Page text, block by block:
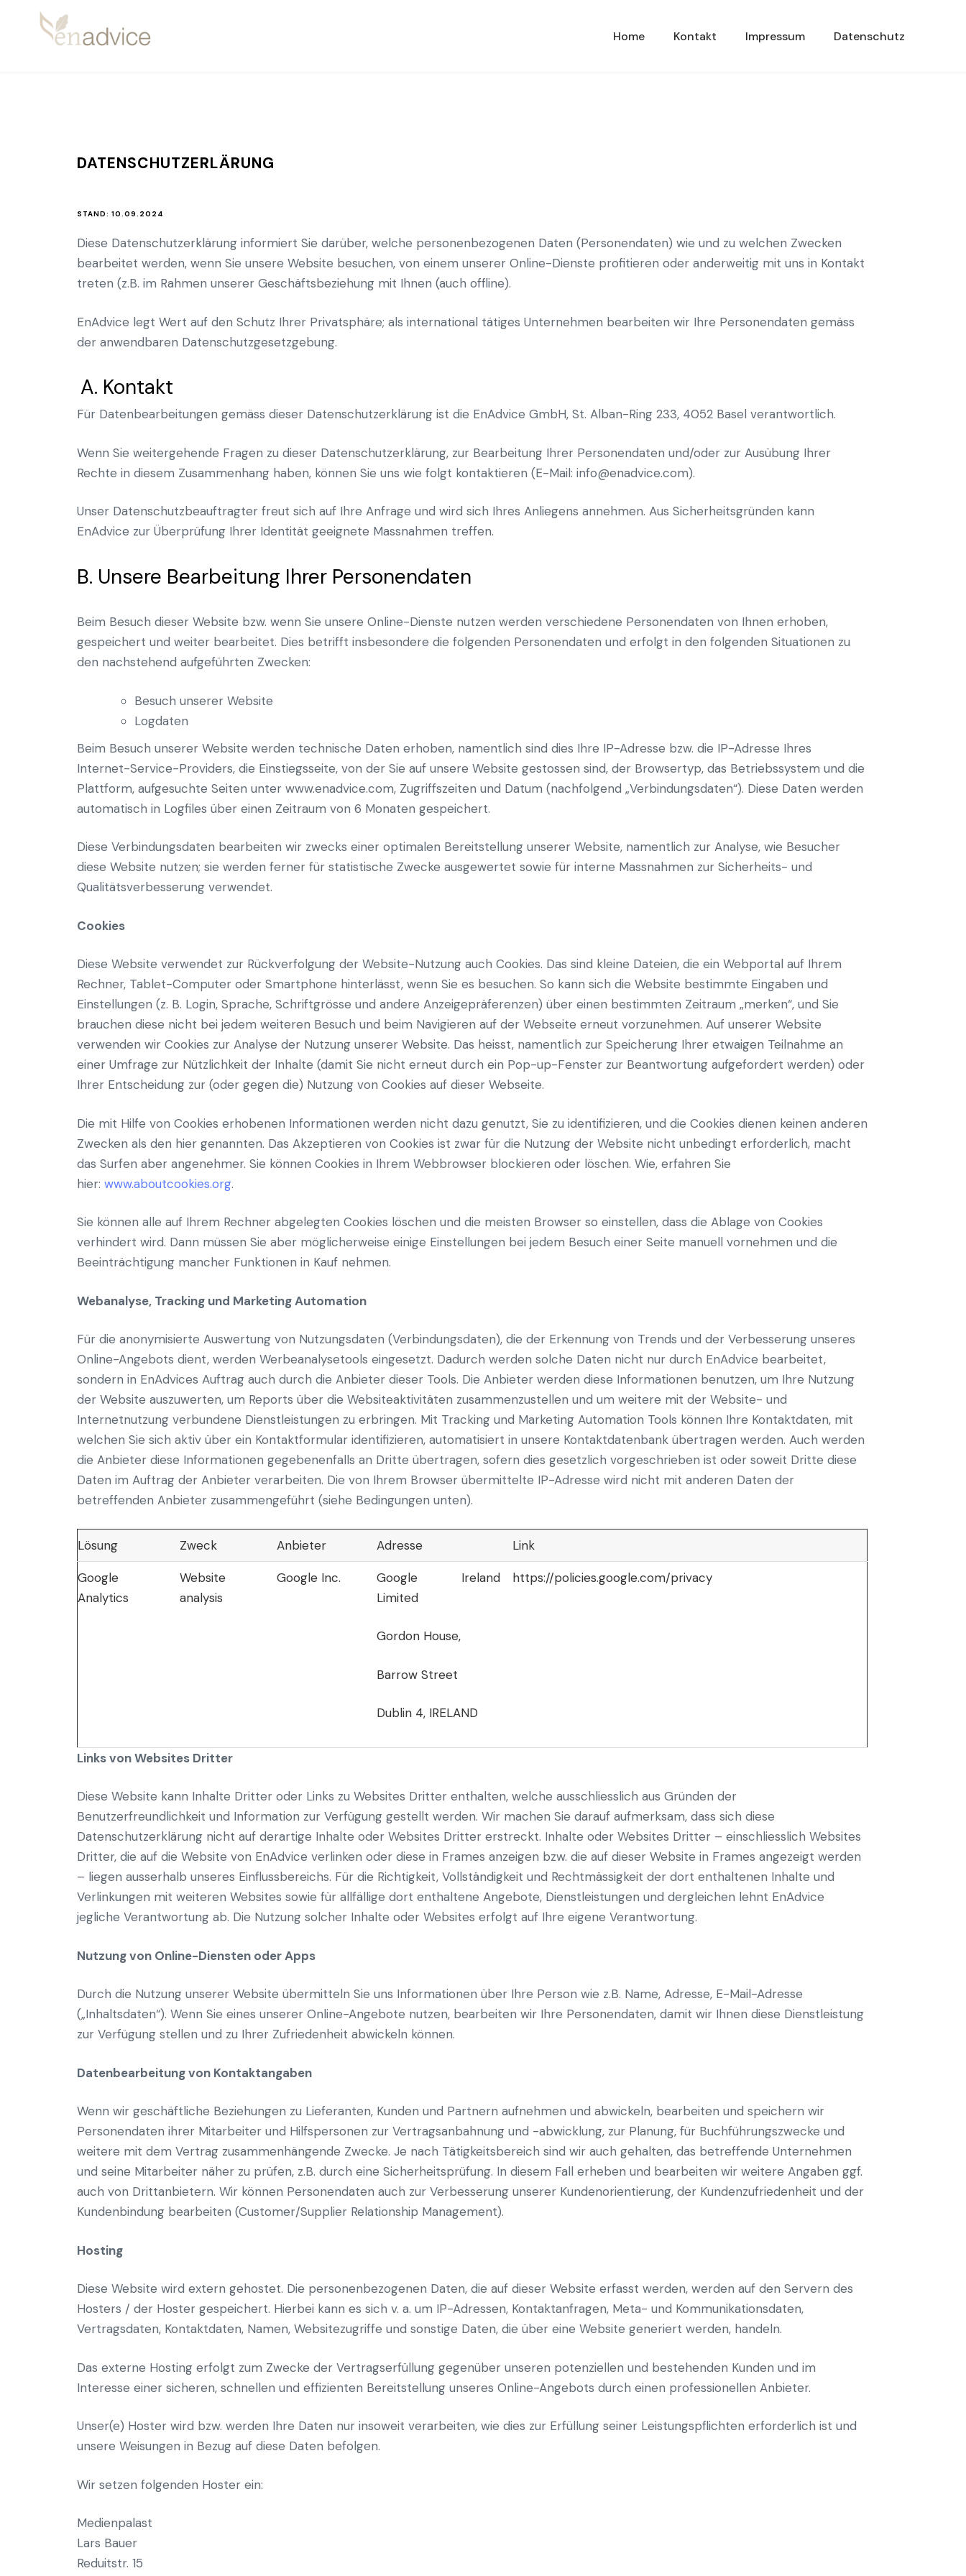
Home Kontakt Impressum Datenschutz
DATENSCHUTZERLÄRUNG
STAND: 10.09.2024
Diese Datenschutzerklärung informiert Sie darüber, welche personenbezogenen Daten (Personendaten) wie und zu welchen Zwecken
bearbeitet werden, wenn Sie unsere Website besuchen, von einem unserer Online-Dienste profitieren oder anderweitig mit uns in Kontakt
treten (z.B. im Rahmen unserer Geschäftsbeziehung mit Ihnen (auch offline).
EnAdvice legt Wert auf den Schutz Ihrer Privatsphäre; als international tätiges Unternehmen bearbeiten wir Ihre Personendaten gemäss
der anwendbaren Datenschutzgesetzgebung.
A. Kontakt
Für Datenbearbeitungen gemäss dieser Datenschutzerklärung ist die EnAdvice GmbH, St. Alban-Ring 233, 4052 Basel verantwortlich.
Wenn Sie weitergehende Fragen zu dieser Datenschutzerklärung, zur Bearbeitung Ihrer Personendaten und/oder zur Ausübung Ihrer
Rechte in diesem Zusammenhang haben, können Sie uns wie folgt kontaktieren (E-Mail: info@enadvice.com).
Unser Datenschutzbeauftragter freut sich auf Ihre Anfrage und wird sich Ihres Anliegens annehmen. Aus Sicherheitsgründen kann
EnAdvice zur Überprüfung Ihrer Identität geeignete Massnahmen treffen.
B. Unsere Bearbeitung Ihrer Personendaten
Beim Besuch dieser Website bzw. wenn Sie unsere Online-Dienste nutzen werden verschiedene Personendaten von Ihnen erhoben,
gespeichert und weiter bearbeitet. Dies betrifft insbesondere die folgenden Personendaten und erfolgt in den folgenden Situationen zu
den nachstehend aufgeführten Zwecken:
Besuch unserer Website
Logdaten
Beim Besuch unserer Website werden technische Daten erhoben, namentlich sind dies Ihre IP-Adresse bzw. die IP-Adresse Ihres
Internet-Service-Providers, die Einstiegsseite, von der Sie auf unsere Website gestossen sind, der Browsertyp, das Betriebssystem und die
Plattform, aufgesuchte Seiten unter www.enadvice.com, Zugriffszeiten und Datum (nachfolgend „Verbindungsdaten“). Diese Daten werden
automatisch in Logfiles über einen Zeitraum von 6 Monaten gespeichert.
Diese Verbindungsdaten bearbeiten wir zwecks einer optimalen Bereitstellung unserer Website, namentlich zur Analyse, wie Besucher
diese Website nutzen; sie werden ferner für statistische Zwecke ausgewertet sowie für interne Massnahmen zur Sicherheits- und
Qualitätsverbesserung verwendet.
Cookies
Diese Website verwendet zur Rückverfolgung der Website-Nutzung auch Cookies. Das sind kleine Dateien, die ein Webportal auf Ihrem
Rechner, Tablet-Computer oder Smartphone hinterlässt, wenn Sie es besuchen. So kann sich die Website bestimmte Eingaben und
Einstellungen (z. B. Login, Sprache, Schriftgrösse und andere Anzeigepräferenzen) über einen bestimmten Zeitraum „merken“, und Sie
brauchen diese nicht bei jedem weiteren Besuch und beim Navigieren auf der Webseite erneut vorzunehmen. Auf unserer Website
verwenden wir Cookies zur Analyse der Nutzung unserer Website. Das heisst, namentlich zur Speicherung Ihrer etwaigen Teilnahme an
einer Umfrage zur Nützlichkeit der Inhalte (damit Sie nicht erneut durch ein Pop-up-Fenster zur Beantwortung aufgefordert werden) oder
Ihrer Entscheidung zur (oder gegen die) Nutzung von Cookies auf dieser Webseite.
Die mit Hilfe von Cookies erhobenen Informationen werden nicht dazu genutzt, Sie zu identifizieren, und die Cookies dienen keinen anderen
Zwecken als den hier genannten. Das Akzeptieren von Cookies ist zwar für die Nutzung der Website nicht unbedingt erforderlich, macht
das Surfen aber angenehmer. Sie können Cookies in Ihrem Webbrowser blockieren oder löschen. Wie, erfahren Sie
hier: www.aboutcookies.org.
Sie können alle auf Ihrem Rechner abgelegten Cookies löschen und die meisten Browser so einstellen, dass die Ablage von Cookies
verhindert wird. Dann müssen Sie aber möglicherweise einige Einstellungen bei jedem Besuch einer Seite manuell vornehmen und die
Beeinträchtigung mancher Funktionen in Kauf nehmen.
Webanalyse, Tracking und Marketing Automation
Für die anonymisierte Auswertung von Nutzungsdaten (Verbindungsdaten), die der Erkennung von Trends und der Verbesserung unseres
Online-Angebots dient, werden Werbeanalysetools eingesetzt. Dadurch werden solche Daten nicht nur durch EnAdvice bearbeitet,
sondern in EnAdvices Auftrag auch durch die Anbieter dieser Tools. Die Anbieter werden diese Informationen benutzen, um Ihre Nutzung
der Website auszuwerten, um Reports über die Websiteaktivitäten zusammenzustellen und um weitere mit der Website- und
Internetnutzung verbundene Dienstleistungen zu erbringen. Mit Tracking und Marketing Automation Tools können Ihre Kontaktdaten, mit
welchen Sie sich aktiv über ein Kontaktformular identifizieren, automatisiert in unsere Kontaktdatenbank übertragen werden. Auch werden
die Anbieter diese Informationen gegebenenfalls an Dritte übertragen, sofern dies gesetzlich vorgeschrieben ist oder soweit Dritte diese
Daten im Auftrag der Anbieter verarbeiten. Die von Ihrem Browser übermittelte IP-Adresse wird nicht mit anderen Daten der
betreffenden Anbieter zusammengeführt (siehe Bedingungen unten).
Lösung Zweck Anbieter Adresse Link
Google
Analytics
Website
analysis
Google Inc.
Google Ireland
Limited
Gordon House,
Barrow Street
Dublin 4, IRELAND
https://policies.google.com/privacy
Links von Websites Dritter
Diese Website kann Inhalte Dritter oder Links zu Websites Dritter enthalten, welche ausschliesslich aus Gründen der
Benutzerfreundlichkeit und Information zur Verfügung gestellt werden. Wir machen Sie darauf aufmerksam, dass sich diese
Datenschutzerklärung nicht auf derartige Inhalte oder Websites Dritter erstreckt. Inhalte oder Websites Dritter – einschliesslich Websites
Dritter, die auf die Website von EnAdvice verlinken oder diese in Frames anzeigen bzw. die auf dieser Website in Frames angezeigt werden
– liegen ausserhalb unseres Einflussbereichs. Für die Richtigkeit, Vollständigkeit und Rechtmässigkeit der dort enthaltenen Inhalte und
Verlinkungen mit weiteren Websites sowie für allfällige dort enthaltene Angebote, Dienstleistungen und dergleichen lehnt EnAdvice
jegliche Verantwortung ab. Die Nutzung solcher Inhalte oder Websites erfolgt auf Ihre eigene Verantwortung.
Nutzung von Online-Diensten oder Apps
Durch die Nutzung unserer Website übermitteln Sie uns Informationen über Ihre Person wie z.B. Name, Adresse, E-Mail-Adresse
(„Inhaltsdaten“). Wenn Sie eines unserer Online-Angebote nutzen, bearbeiten wir Ihre Personendaten, damit wir Ihnen diese Dienstleistung
zur Verfügung stellen und zu Ihrer Zufriedenheit abwickeln können.
Datenbearbeitung von Kontaktangaben
Wenn wir geschäftliche Beziehungen zu Lieferanten, Kunden und Partnern aufnehmen und abwickeln, bearbeiten und speichern wir
Personendaten ihrer Mitarbeiter und Hilfspersonen zur Vertragsanbahnung und -abwicklung, zur Planung, für Buchführungszwecke und
weitere mit dem Vertrag zusammenhängende Zwecke. Je nach Tätigkeitsbereich sind wir auch gehalten, das betreffende Unternehmen
und seine Mitarbeiter näher zu prüfen, z.B. durch eine Sicherheitsprüfung. In diesem Fall erheben und bearbeiten wir weitere Angaben ggf.
auch von Drittanbietern. Wir können Personendaten auch zur Verbesserung unserer Kundenorientierung, der Kundenzufriedenheit und der
Kundenbindung bearbeiten (Customer/Supplier Relationship Management).
Hosting
Diese Website wird extern gehostet. Die personenbezogenen Daten, die auf dieser Website erfasst werden, werden auf den Servern des
Hosters / der Hoster gespeichert. Hierbei kann es sich v. a. um IP-Adressen, Kontaktanfragen, Meta- und Kommunikationsdaten,
Vertragsdaten, Kontaktdaten, Namen, Websitezugriffe und sonstige Daten, die über eine Website generiert werden, handeln.
Das externe Hosting erfolgt zum Zwecke der Vertragserfüllung gegenüber unseren potenziellen und bestehenden Kunden und im
Interesse einer sicheren, schnellen und effizienten Bereitstellung unseres Online-Angebots durch einen professionellen Anbieter.
Unser(e) Hoster wird bzw. werden Ihre Daten nur insoweit verarbeiten, wie dies zur Erfüllung seiner Leistungspflichten erforderlich ist und
unsere Weisungen in Bezug auf diese Daten befolgen.
Wir setzen folgenden Hoster ein:
Medienpalast
Lars Bauer
Reduitstr. 15